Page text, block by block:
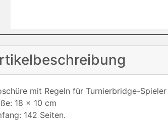
mit Regeln für Turnierbridge-Spieler
18 x 10 cm
142 Seiten.